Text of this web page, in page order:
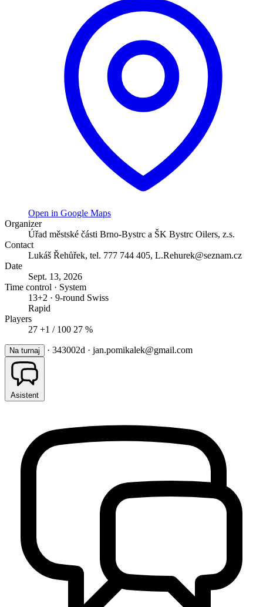
Open in Google Maps
Organizer
Úřad městské části Brno-Bystrc a ŠK Bystrc Oilers, z.s.
Contact
Lukáš Řehůřek, tel. 777 744 405, L.Rehurek@seznam.cz
Date
Sept. 13, 2026
Time control · System
13+2 · 9-round Swiss
Rapid
Players
27 +1 / 100 27 %
Na turnaj · 343002d · jan.pomikalek@gmail.com
Asistent